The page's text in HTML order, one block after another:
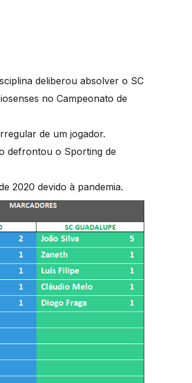
deliberou absolver o SC
no Campeonato de
de um jogador.
defrontou o Sporting de
2020 devido à pandemia.